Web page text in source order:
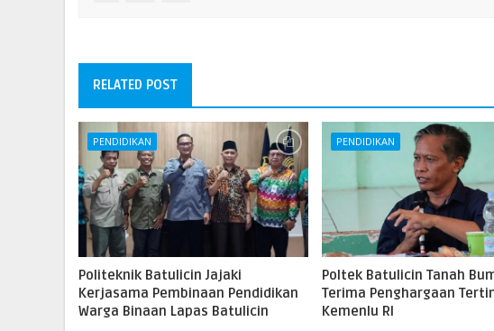
RELATED POST
PENDIDIKAN
Politeknik Batulicin Jajaki
Kerjasama Pembinaan Pendidikan
Warga Binaan Lapas Batulicin
PENDIDIKAN
Poltek Batulicin Tanah
Terima Penghargaan
Kemenlu RI